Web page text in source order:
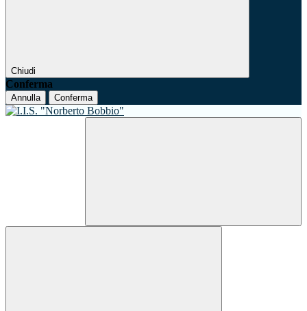
Chiudi
Conferma
Annulla Conferma